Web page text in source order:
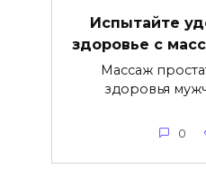
Испытайте
здоровье с
Массаж
здоровья
0